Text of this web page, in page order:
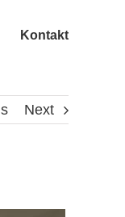
Kontakt
Next